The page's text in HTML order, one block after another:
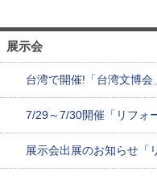
展示会
台湾で開催!「台湾文博
7/29～7/30開催「リフォ
展示会出展のお知らせ「